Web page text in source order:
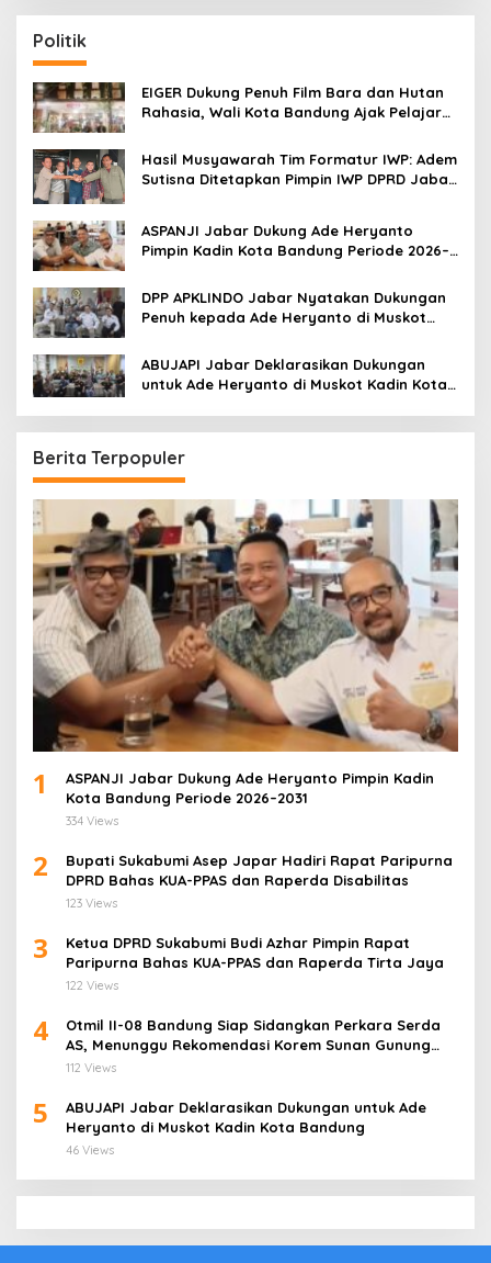
r
c
h
f
o
r
:
Politik
EIGER Dukung Penuh Film Bara dan Hutan
Rahasia, Wali Kota Bandung Ajak Pelajar
Hasil Musyawarah Tim Formatur IWP: Adem
Sutisna Ditetapkan Pimpin IWP DPRD Jabar
ASPANJI Jabar Dukung Ade Heryanto
Pimpin Kadin Kota Bandung Periode 2026–
DPP APKLINDO Jabar Nyatakan Dukungan
Penuh kepada Ade Heryanto di Muskot
ABUJAPI Jabar Deklarasikan Dukungan
untuk Ade Heryanto di Muskot Kadin Kota
Berita Terpopuler
1
ASPANJI Jabar Dukung Ade Heryanto Pimpin Kadin
Kota Bandung Periode 2026–2031
334 Views
2
Bupati Sukabumi Asep Japar Hadiri Rapat Paripurna
DPRD Bahas KUA-PPAS dan Raperda Disabilitas
123 Views
3
Ketua DPRD Sukabumi Budi Azhar Pimpin Rapat
Paripurna Bahas KUA-PPAS dan Raperda Tirta Jaya
122 Views
4
Otmil II-08 Bandung Siap Sidangkan Perkara Serda
AS, Menunggu Rekomendasi Korem Sunan Gunung
Jati Cirebon
112 Views
5
ABUJAPI Jabar Deklarasikan Dukungan untuk Ade
Heryanto di Muskot Kadin Kota Bandung
46 Views